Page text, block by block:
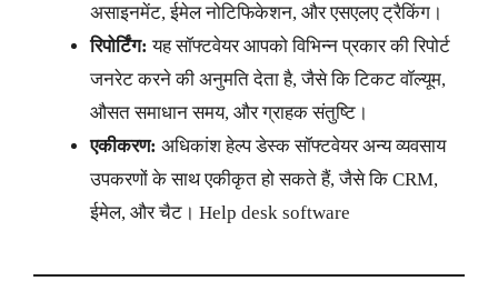
असाइनमेंट, ईमेल नोटिफिकेशन, और एसएलए ट्रैकिंग।
रिपोर्टिंग: यह सॉफ्टवेयर आपको विभिन्न प्रकार की रिपोर्ट
जनरेट करने की अनुमति देता है, जैसे कि टिकट वॉल्यूम,
औसत समाधान समय, और ग्राहक संतुष्टि।
एकीकरण: अधिकांश हेल्प डेस्क सॉफ्टवेयर अन्य व्यवसाय
उपकरणों के साथ एकीकृत हो सकते हैं, जैसे कि CRM,
ईमेल, और चैट। Help desk software